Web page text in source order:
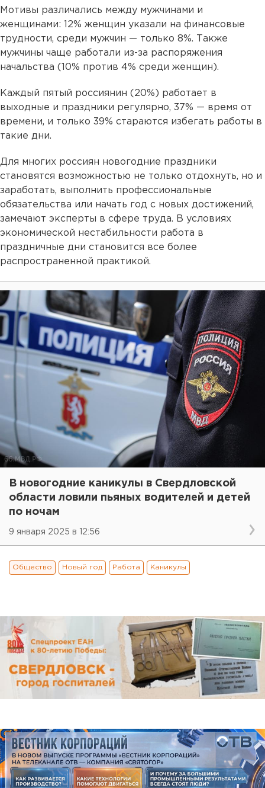
Мотивы различались между мужчинами и
женщинами: 12% женщин указали на финансовые
трудности, среди мужчин — только 8%. Также
мужчины чаще работали из-за распоряжения
начальства (10% против 4% среди женщин).
Каждый пятый россиянин (20%) работает в
выходные и праздники регулярно, 37% — время от
времени, и только 39% стараются избегать работы в
такие дни.
Для многих россиян новогодние праздники
становятся возможностью не только отдохнуть, но и
заработать, выполнить профессиональные
обязательства или начать год с новых достижений,
замечают эксперты в сфере труда. В условиях
экономической нестабильности работа в
праздничные дни становится все более
распространенной практикой.
В новогодние каникулы в Свердловской
области ловили пьяных водителей и детей
по ночам
9 января 2025 в 12:56
Общество Новый год Работа Каникулы